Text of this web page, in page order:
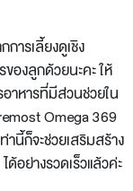
ารเลี้ยงดูเชิง
องลูกด้วยนะคะ ให้
หารที่มีส่วนช่วยใน
Omega 369
นี้ก็จะช่วยเสริมสร้าง
อย่างรวดเร็วแล้วค่ะ